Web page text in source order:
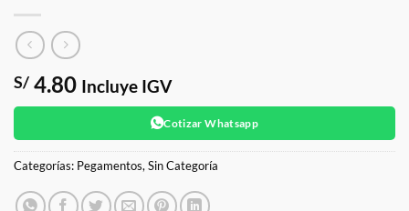
S/ 4.80 Incluye IGV
Cotizar Whatsapp
Categorías: Pegamentos,Sin Categoría